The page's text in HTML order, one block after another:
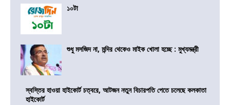
১০টা
শুধু মসজিদ না, মন্দির থেকেও মাইক খোলা হচ্ছে : মুখ্যমন্ত্রী
স্বস্তির হাওয়া হাইকোর্ট চত্বরে, আটজন নতুন বিচারপতি পেতে চলেছে কলকাতা
হাইকোর্ট